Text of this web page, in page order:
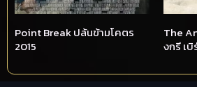
Point Break ปล้นข้ามโคตร
2015
The
งกรี เบิ